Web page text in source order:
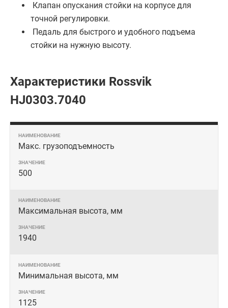
Клапан опускания стойки на корпусе для
точной регулировки.
Педаль для быстрого и удобного подъема
стойки на нужную высоту.
Характеристики Rossvik
HJ0303.7040
Макс. грузоподъемность
500
Максимальная высота, мм
1940
Минимальная высота, мм
1125